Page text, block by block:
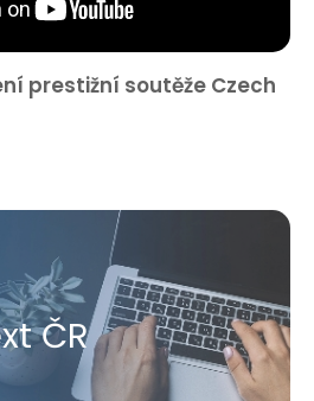
prestižní soutěže Czech
ČR